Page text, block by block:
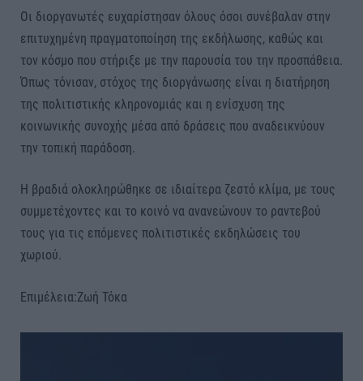
Οι διοργανωτές ευχαρίστησαν όλους όσοι συνέβαλαν στην
επιτυχημένη πραγματοποίηση της εκδήλωσης, καθώς και
τον κόσμο που στήριξε με την παρουσία του την προσπάθεια.
Όπως τόνισαν, στόχος της διοργάνωσης είναι η διατήρηση
της πολιτιστικής κληρονομιάς και η ενίσχυση της
κοινωνικής συνοχής μέσα από δράσεις που αναδεικνύουν
την τοπική παράδοση.
Η βραδιά ολοκληρώθηκε σε ιδιαίτερα ζεστό κλίμα, με τους
συμμετέχοντες και το κοινό να ανανεώνουν το ραντεβού
τους για τις επόμενες πολιτιστικές εκδηλώσεις του
χωριού.
Επιμέλεια:Ζωή Τόκα